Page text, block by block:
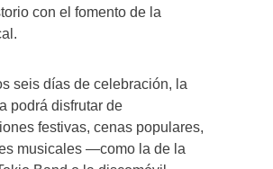
con el fomento de la
seis días de celebración, la
podrá disfrutar de
festivas, cenas populares,
musicales —como la de la